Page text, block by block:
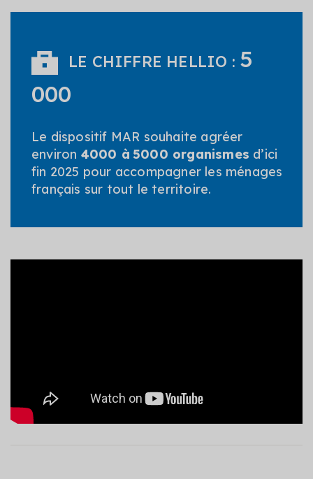
LE CHIFFRE HELLIO : 5
000
Le dispositif MAR souhaite agréer
environ 4000 à 5000 organismes d’ici
fin 2025 pour accompagner les ménages
français sur tout le territoire.